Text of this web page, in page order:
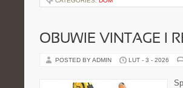
OBUWIE VINTAGE I
POSTED BY ADMIN LUT - 3 - 2026